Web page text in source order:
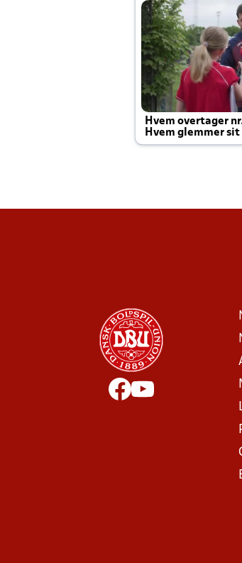
Hvem overtager
Hvem glemmer
Joachim altid til